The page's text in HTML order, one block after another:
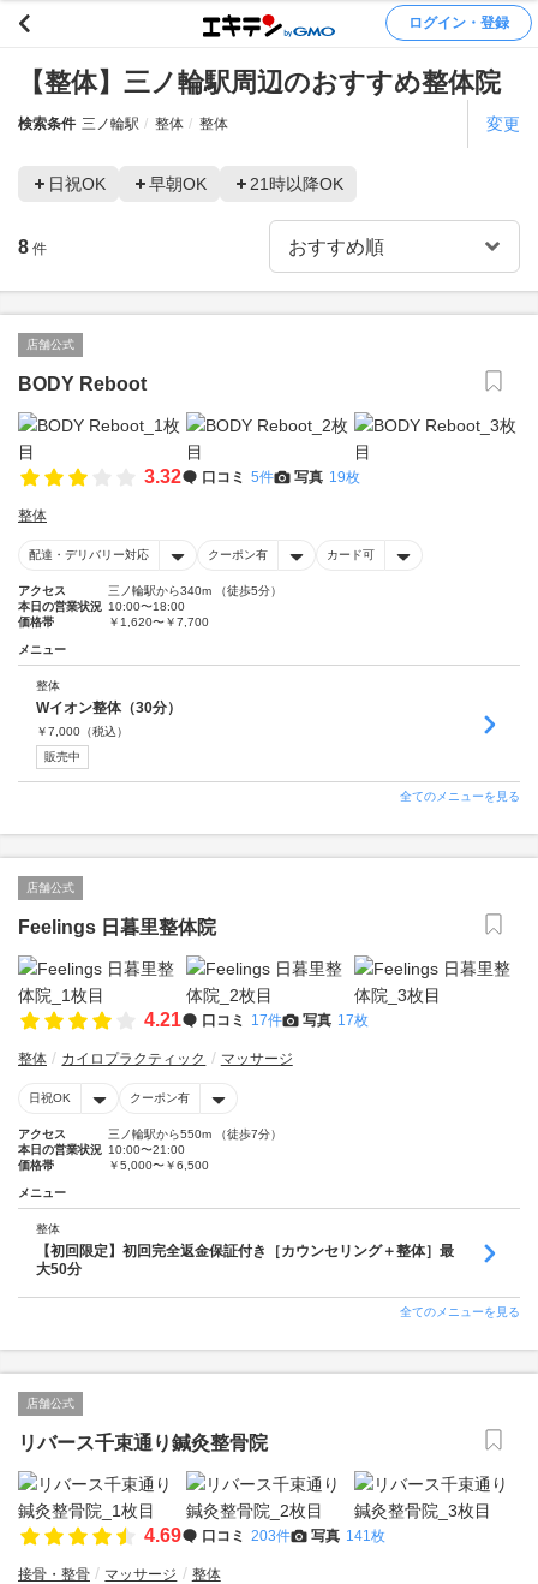
ログイン・登録
【整体】三ノ輪駅周辺のおすすめ整体院
検索条件 三ノ輪駅 整体 整体 変更
日祝OK 早朝OK 21時以降OK
8 件
店舗公式
BODY Reboot
3.32 口コミ 5件 写真 19枚
整体
配達・デリバリー対応 クーポン有 カード可
アクセス
三ノ輪駅から340m （徒歩5分）
本日の営業状況 10:00〜18:00
価格帯
￥1,620〜￥7,700
メニュー
整体
Wイオン整体（30分）
￥7,000 （税込）
販売中
全てのメニューを見る
店舗公式
Feelings 日暮里整体院
4.21 口コミ 17件 写真 17枚
整体 カイロプラクティック マッサージ
日祝OK クーポン有
アクセス
三ノ輪駅から550m （徒歩7分）
本日の営業状況 10:00〜21:00
価格帯
￥5,000〜￥6,500
メニュー
整体
【初回限定】初回完全返金保証付き［カウンセリング＋整体］最
大50分
全てのメニューを見る
店舗公式
リバース千束通り鍼灸整骨院
4.69 口コミ 203件 写真 141枚
接骨・整骨 マッサージ 整体